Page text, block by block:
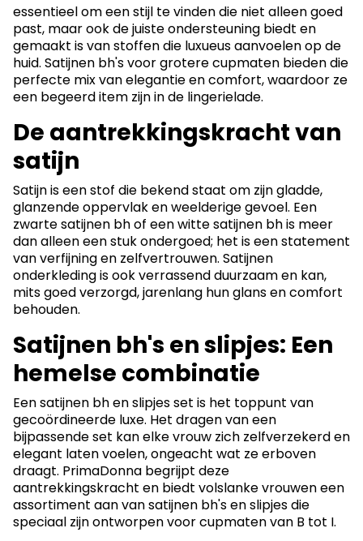
essentieel om een stijl te vinden die niet alleen goed
past, maar ook de juiste ondersteuning biedt en
gemaakt is van stoffen die luxueus aanvoelen op de
huid. Satijnen bh's voor grotere cupmaten bieden die
perfecte mix van elegantie en comfort, waardoor ze
een begeerd item zijn in de lingerielade.
De aantrekkingskracht van
satijn
Satijn is een stof die bekend staat om zijn gladde,
glanzende oppervlak en weelderige gevoel. Een
zwarte satijnen bh of een witte satijnen bh is meer
dan alleen een stuk ondergoed; het is een statement
van verfijning en zelfvertrouwen. Satijnen
onderkleding is ook verrassend duurzaam en kan,
mits goed verzorgd, jarenlang hun glans en comfort
behouden.
Satijnen bh's en slipjes: Een
hemelse combinatie
Een satijnen bh en slipjes set is het toppunt van
gecoördineerde luxe. Het dragen van een
bijpassende set kan elke vrouw zich zelfverzekerd en
elegant laten voelen, ongeacht wat ze erboven
draagt. PrimaDonna begrijpt deze
aantrekkingskracht en biedt volslanke vrouwen een
assortiment aan van satijnen bh's en slipjes die
speciaal zijn ontworpen voor cupmaten van B tot I.